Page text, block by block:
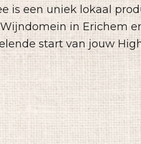
is een uniek lokaal
in Erichem
start van jouw